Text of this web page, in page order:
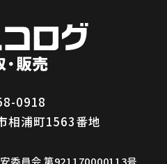
0918
相浦町1563番地
委員会 第921170000113号